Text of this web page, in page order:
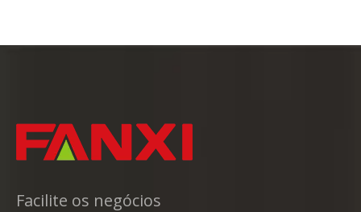
Facilite os negócios